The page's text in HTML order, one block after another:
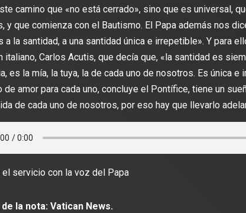
camino que «no está cerrado», sino que es universal,
y que comienza con el Bautismo. El Papa además nos
a la santidad, a una santidad única e irrepetible». Y para
italiano, Carlos Acutis, que decía que, «la santidad es
es la mía, la tuya, la de cada uno de nosotros. Es única e
de amor para cada uno, concluye el Pontífice, tiene un
de cada uno de nosotros, por eso hay que llevarlo
el servicio con la voz del Papa
la nota: Vatican News.